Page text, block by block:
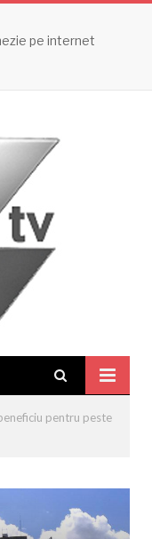
pe internet
pentru peste